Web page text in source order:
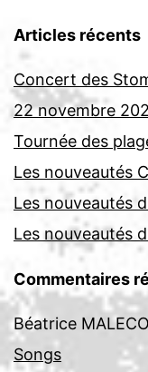
Articles récents
Concert des
22 novembre
Tournée des
Les nouveautés
Les nouveautés
Les nouveautés
Commentaires
Béatrice
Songs